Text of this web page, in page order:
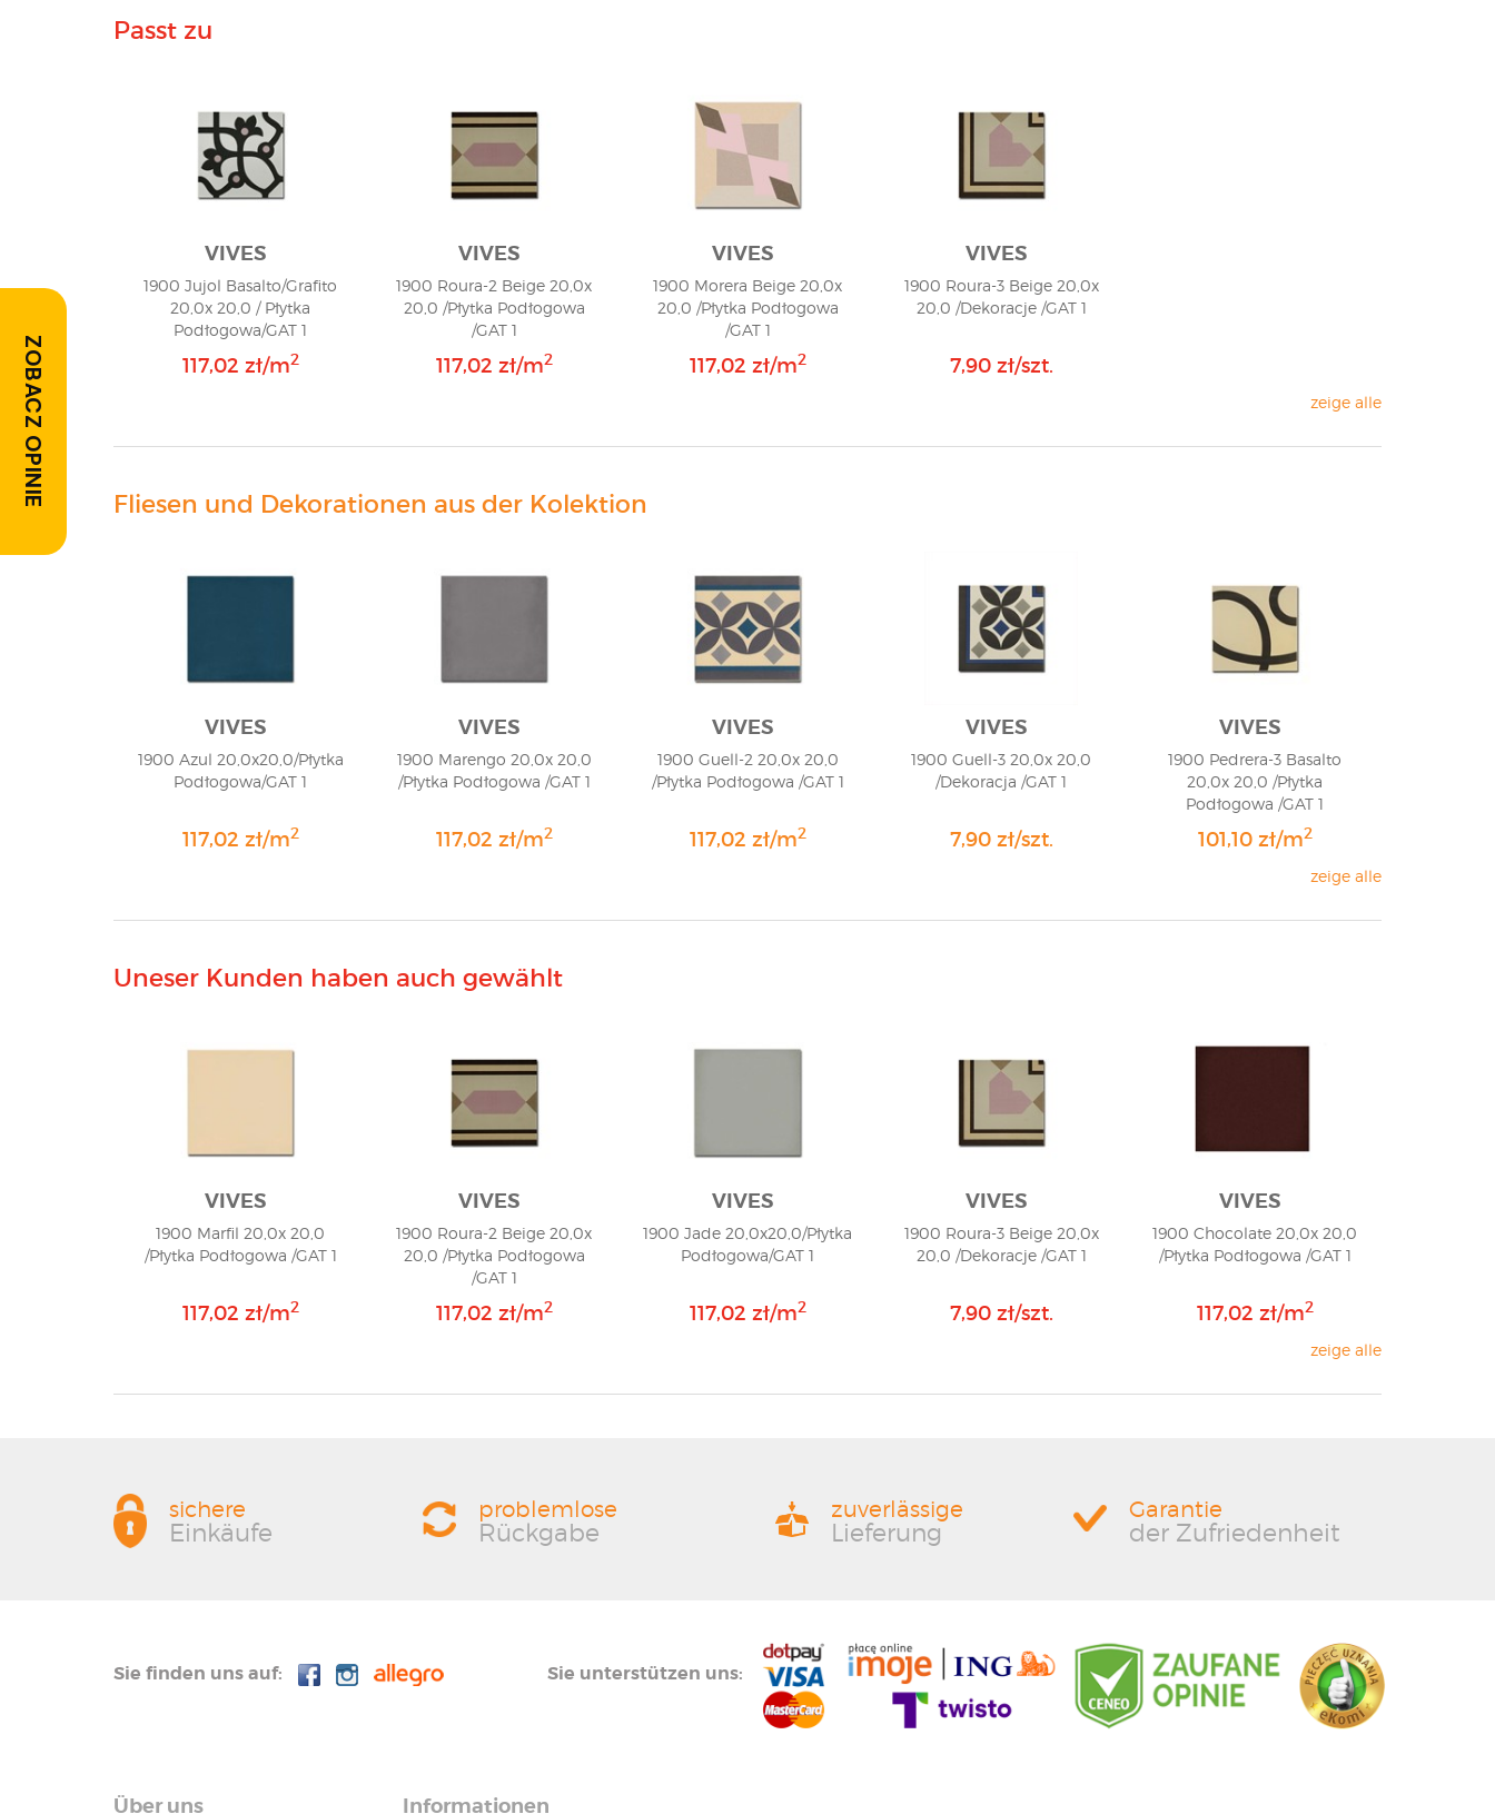
Passt zu
VIVES
1900 Jujol Basalto/Grafito
20,0x 20,0 / Płytka
Podłogowa/GAT 1
117,02 zł/m2
VIVES
1900 Roura-2 Beige 20,0x
20,0 /Płytka Podłogowa
/GAT 1
117,02 zł/m2
VIVES
1900 Morera Beige 20,0x
20,0 /Płytka Podłogowa
/GAT 1
117,02 zł/m2
VIVES
1900 Roura-3 Beige 20,0x
20,0 /Dekoracje /GAT 1
7,90 zł/szt.
zeige alle
Fliesen und Dekorationen aus der Kolektion
VIVES
1900 Azul 20,0x20,0/Płytka
Podłogowa/GAT 1
117,02 zł/m2
VIVES
1900 Marengo 20,0x 20,0
/Płytka Podłogowa /GAT 1
117,02 zł/m2
VIVES
1900 Guell-2 20,0x 20,0
/Płytka Podłogowa /GAT 1
117,02 zł/m2
VIVES
1900 Guell-3 20,0x 20,0
/Dekoracja /GAT 1
7,90 zł/szt.
VIVES
1900 Pedrera-3 Basalto
20,0x 20,0 /Płytka
Podłogowa /GAT 1
101,10 zł/m2
zeige alle
Uneser Kunden haben auch gewählt
VIVES
1900 Marfil 20,0x 20,0
/Płytka Podłogowa /GAT 1
117,02 zł/m2
VIVES
1900 Roura-2 Beige 20,0x
20,0 /Płytka Podłogowa
/GAT 1
117,02 zł/m2
VIVES
1900 Jade 20,0x20,0/Płytka
Podłogowa/GAT 1
117,02 zł/m2
VIVES
1900 Roura-3 Beige 20,0x
20,0 /Dekoracje /GAT 1
7,90 zł/szt.
VIVES
1900 Chocolate 20,0x 20,0
/Płytka Podłogowa /GAT 1
117,02 zł/m2
zeige alle
ZOBACZ OPINIE
sichere
Einkäufe
problemlose
Rückgabe
zuverlässige
Lieferung
Garantie
der Zufriedenheit
Sie unterstützen uns:
Sie finden uns auf:
Über uns Informationen